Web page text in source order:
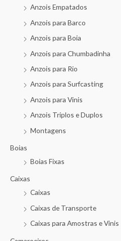
Anzois Empatados
Anzois para Barco
Anzois para Boia
Anzois para Chumbadinha
Anzois para Rio
Anzois para Surfcasting
Anzois para Vinis
Anzois Triplos e Duplos
Montagens
Boias
Boias Fixas
Caixas
Caixas
Caixas de Transporte
Caixas para Amostras e Vinis